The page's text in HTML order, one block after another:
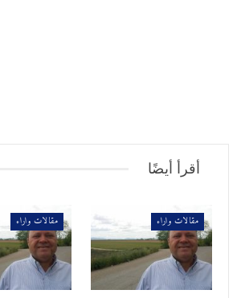
أقرأ أيضًا
مقالات واراء مقالات واراء